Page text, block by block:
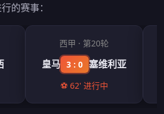
的赛事：
西甲 · 第20轮
皇马 3 : 0 塞维利亚
⚽ 62' 进行中